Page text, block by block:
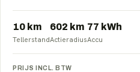
10 km
Tellerstand
602 km
Actieradius
77 kWh
Accu
PRIJS INCL. BTW